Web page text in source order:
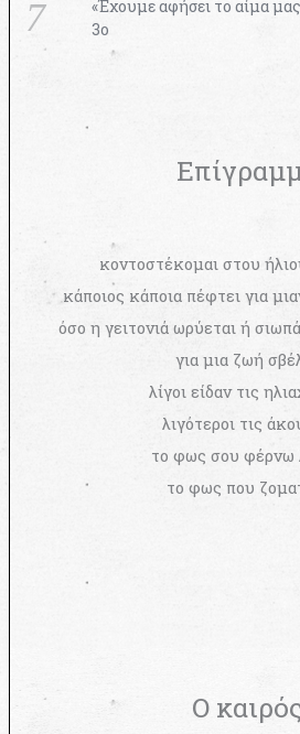
«Έχουμε αφήσει το αίμα
3ο
κοντοστέκομαι στου
κάποιος κάποια πέφτει για
όσο η γειτονιά ωρύεται ή
για μια ζωή
λίγοι είδαν τις
λιγότεροι τις
το φως σου φέρνω
το φως που
Ο